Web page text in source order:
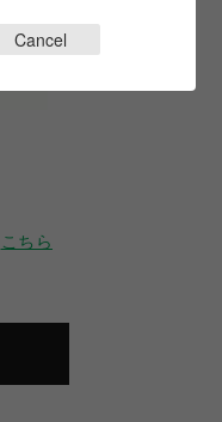
こちら
Cancel